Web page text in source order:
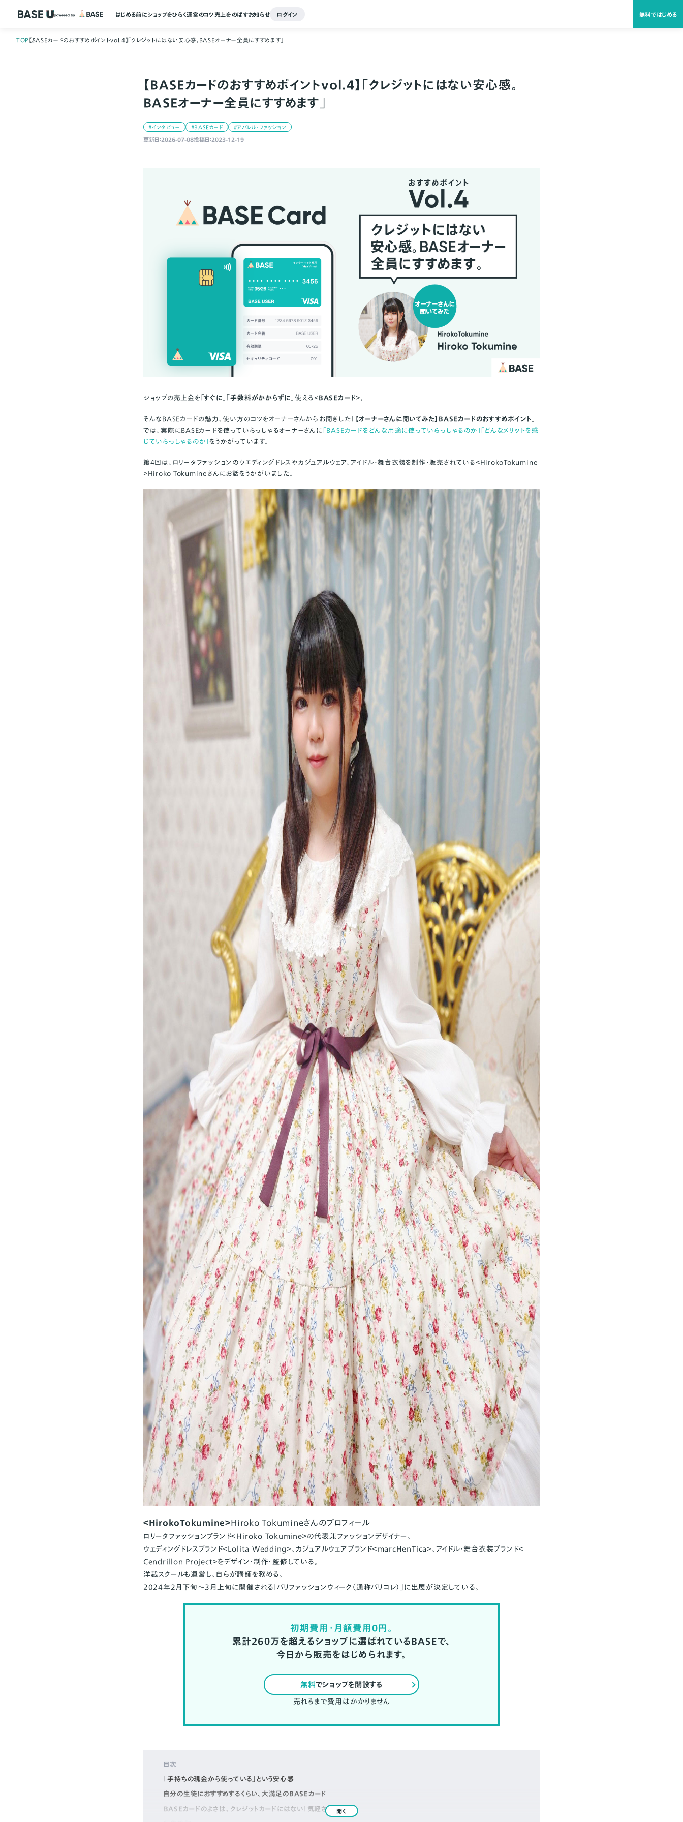
はじめる前にショップをひらく運営のコツ売上をのばすお知らせ ログイン 無料ではじめる
TOP【BASEカードのおすすめポイントvol.4】「クレジットにはない安心感。BASEオーナー全員にすすめます」
【BASEカードのおすすめポイントvol.4】「クレジットにはない安心感。
BASEオーナー全員にすすめます」
#インタビュー #BASEカード #アパレル・ファッション
更新日：2026-07-08投稿日：2023-12-19
ショップの売上金を「すぐに」「手数料がかからずに」使える＜BASEカード＞。
そんなBASEカードの魅力、使い方のコツをオーナーさんからお聞きした「【オーナーさんに聞いてみた】BASEカードのおすすめポイント 」
では、実際にBASEカードを使っていらっしゃるオーナーさんに「BASEカードをどんな用途に使っていらっしゃるのか」「どんなメリットを感
じていらっしゃるのか」をうかがっています。
第4回は、ロリータファッションのウエディングドレスやカジュアルウェア、アイドル・舞台衣装を制作・販売されている＜HirokoTokumine
＞Hiroko Tokumineさんにお話をうかがいました。
＜HirokoTokumine＞Hiroko Tokumineさんのプロフィール
ロリータファッションブランド＜Hiroko Tokumine＞の代表兼ファッションデザイナー。
ウェディングドレスブランド＜Lolita Wedding＞、カジュアルウェアブランド＜marcHenTica＞、アイドル・舞台衣装ブランド＜
Cendrillon Project＞をデザイン・制作・監修している。
洋裁スクールも運営し、自らが講師を務める。
2024年2月下旬〜3月上旬に開催される「パリファッションウィーク（通称パリコレ）」に出展が決定している。
初期費用・月額費用0円。
累計260万を超えるショップに選ばれているBASEで、
今日から販売をはじめられます。
無料でショップを開設する
売れるまで費用はかかりません
目次
「手持ちの現金から使っている」という安心感
自分の生徒におすすめするくらい、大満足のBASEカード
BASEカードのよさは、クレジットカードにはない「気軽さ」
開く